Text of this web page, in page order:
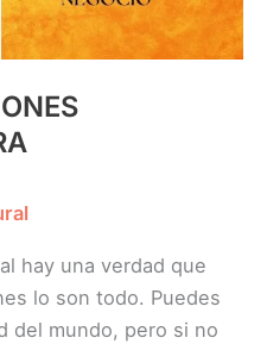
hay una verdad que
lo son todo. Puedes
del mundo, pero si no